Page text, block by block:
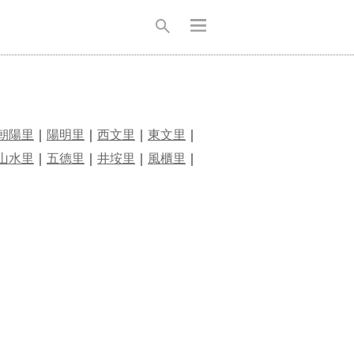
陽里 ｜ 陽明里 ｜ 西文里 ｜ 東文里 ｜
水里 ｜ 五德里 ｜ 井垵里 ｜ 風櫃里 ｜